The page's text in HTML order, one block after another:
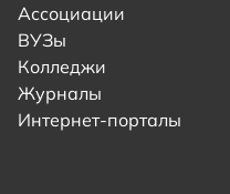
Ассоциации
ВУЗы
Колледжи
Журналы
Интернет-порталы